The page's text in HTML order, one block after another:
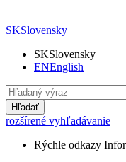
SKSlovensky
SKSlovensky
ENEnglish
Hľadať
rozšírené vyhľadávanie
Rýchle odkazy